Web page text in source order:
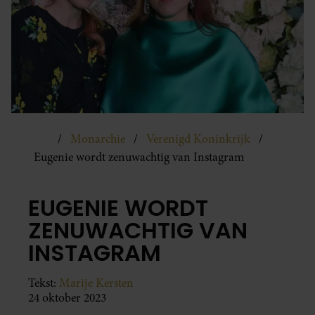
Monarchie
Verenigd Koninkrijk
Eugenie wordt zenuwachtig van Instagram
EUGENIE WORDT
ZENUWACHTIG VAN
INSTAGRAM
Tekst: Marije Kersten
24 oktober 2023